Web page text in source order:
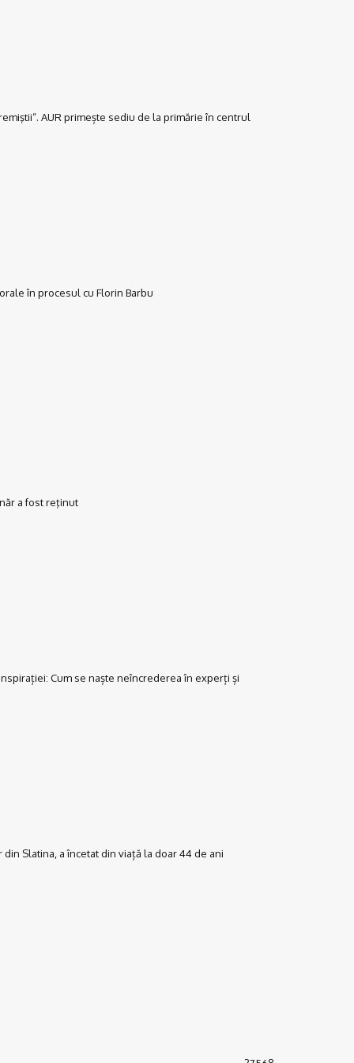
AUR primește sediu de la primărie în centrul
în procesul cu Florin Barbu
a fost reţinut
Cum se naște neîncrederea în experți și
Slatina, a încetat din viață la doar 44 de ani